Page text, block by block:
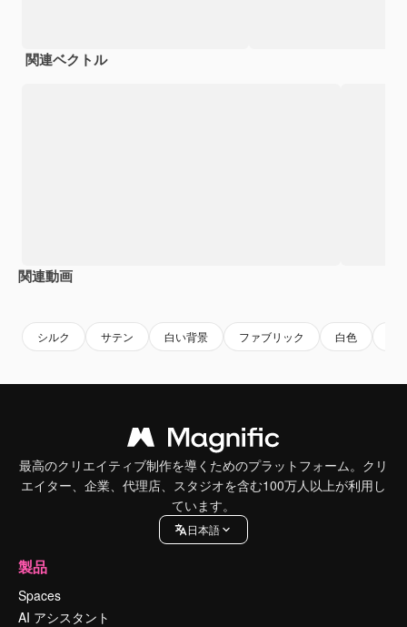
関連ベクトル
関連動画
シルク サテン 白い背景 ファブリック 白色
最高のクリエイティブ制作を導くためのプラットフォーム。クリ
エイター、企業、代理店、スタジオを含む100万人以上が利用し
ています。
日本語
製品
Spaces
AI アシスタント